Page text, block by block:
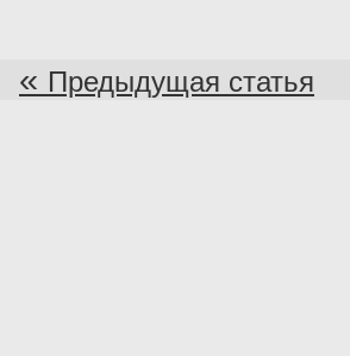
« Предыдущая статья